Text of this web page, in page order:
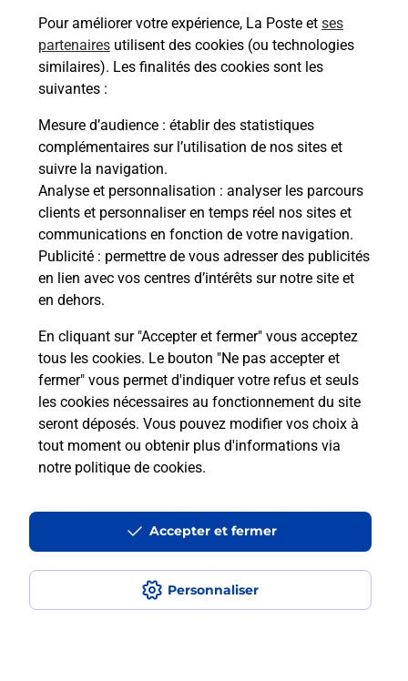
Pour améliorer votre expérience, La Poste et ses
partenaires utilisent des cookies (ou technologies
similaires). Les finalités des cookies sont les
suivantes :
Mesure d’audience : établir des statistiques
complémentaires sur l’utilisation de nos sites et
suivre la navigation.
Analyse et personnalisation : analyser les parcours
clients et personnaliser en temps réel nos sites et
communications en fonction de votre navigation.
Publicité : permettre de vous adresser des publicités
en lien avec vos centres d’intérêts sur notre site et
en dehors.
En cliquant sur "Accepter et fermer" vous acceptez
tous les cookies. Le bouton "Ne pas accepter et
fermer" vous permet d'indiquer votre refus et seuls
les cookies nécessaires au fonctionnement du site
seront déposés. Vous pouvez modifier vos choix à
tout moment ou obtenir plus d'informations via
notre politique de cookies.
Personnaliser
Accepter et fermer
Malin !
La Poste
en ligne
Ouvert 24h/24
En savoir plus
NANTES
CONSIGNE LAVERIE HAUTS PAVES NANTES
Accessibilité : partiellement conforme
Conditions contractuelles
Mentions légales